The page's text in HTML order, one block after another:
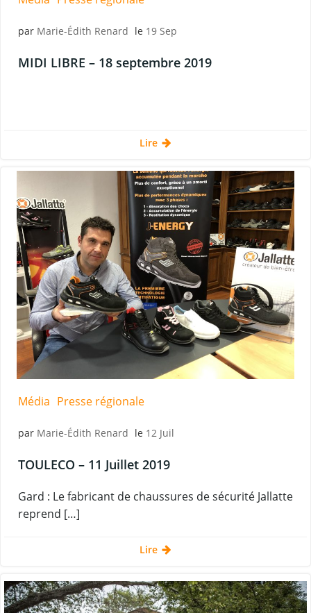
par Marie-Édith Renard le 19 Sep
MIDI LIBRE – 18 septembre 2019
Lire
Média Presse régionale
par Marie-Édith Renard le 12 Juil
TOULECO – 11 Juillet 2019
Gard : Le fabricant de chaussures de sécurité Jallatte
reprend […]
Lire